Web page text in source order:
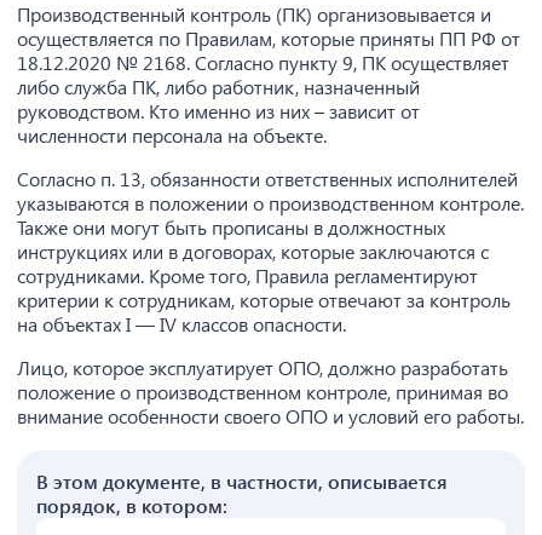
Производственный контроль (ПК) организовывается и
осуществляется по Правилам, которые приняты ПП РФ от
18.12.2020 № 2168. Согласно пункту 9, ПК осуществляет
либо служба ПК, либо работник, назначенный
руководством. Кто именно из них – зависит от
численности персонала на объекте.
Согласно п. 13, обязанности ответственных исполнителей
указываются в положении о производственном контроле.
Также они могут быть прописаны в должностных
инструкциях или в договорах, которые заключаются с
сотрудниками. Кроме того, Правила регламентируют
критерии к сотрудникам, которые отвечают за контроль
на объектах I — IV классов опасности.
Лицо, которое эксплуатирует ОПО, должно разработать
положение о производственном контроле, принимая во
внимание особенности своего ОПО и условий его работы.
В этом документе, в частности, описывается
порядок, в котором: